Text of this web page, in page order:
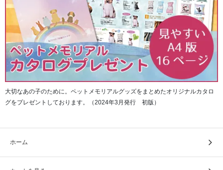
大切なあの子のために。ペットメモリアルグッズをまとめたオリジナルカタロ
グをプレゼントしております。（2024年3月発行 初版）
ホーム